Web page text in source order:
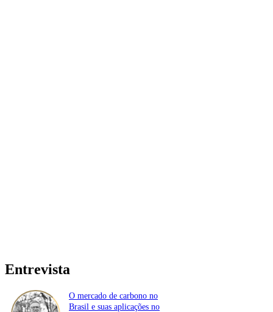
Entrevista
O mercado de carbono no
Brasil e suas aplicações no